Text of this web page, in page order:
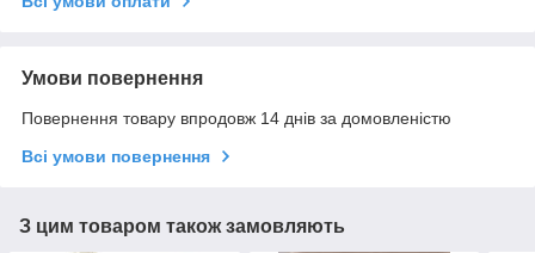
Умови повернення
Повернення товару впродовж 14 днів за домовленістю
Всі умови повернення
З цим товаром також замовляють